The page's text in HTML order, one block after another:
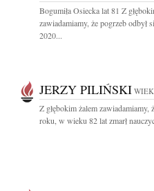
Bogumiła Osiecka lat 81 Z
zawiadamiamy, że pogrzeb odbył
2020...
JERZY PILIŃSKI
Z głębokim żalem zawiadamiamy,
roku, w wieku 82 lat zmarł